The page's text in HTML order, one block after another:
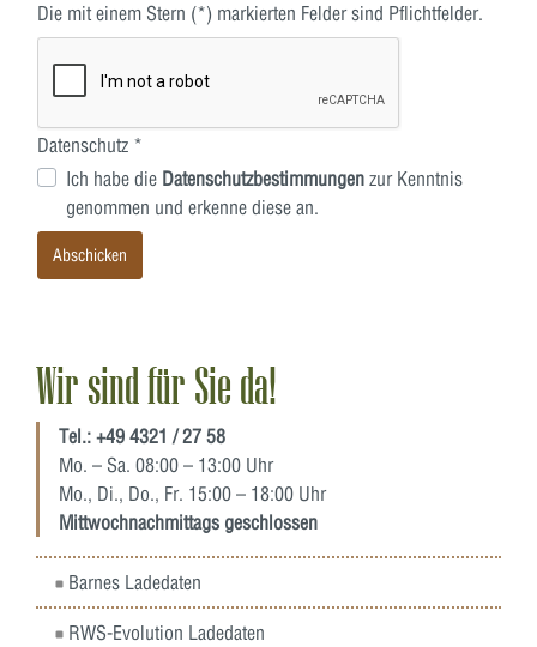
Die mit einem Stern (*) markierten Felder sind Pflichtfelder.
Datenschutz *
Ich habe die Datenschutzbestimmungen zur Kenntnis
genommen und erkenne diese an.
Abschicken
Wir sind für Sie da!
Tel.: +49 4321 / 27 58
Mo. – Sa. 08:00 – 13:00 Uhr
Mo., Di., Do., Fr. 15:00 – 18:00 Uhr
Mittwochnachmittags geschlossen
Barnes Ladedaten
RWS-Evolution Ladedaten